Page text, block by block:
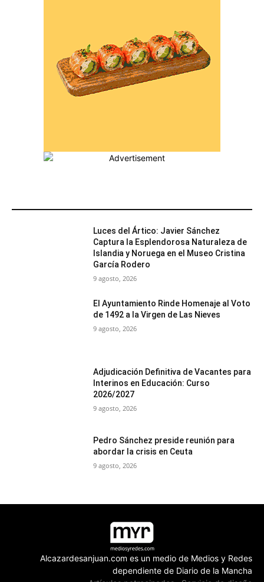
Luces del Ártico: Javier Sánchez
Captura la Esplendorosa Naturaleza de
Islandia y Noruega en el Museo Cristina
García Rodero
9 agosto, 2026
El Ayuntamiento Rinde Homenaje al Voto
de 1492 a la Virgen de Las Nieves
9 agosto, 2026
Adjudicación Definitiva de Vacantes para
Interinos en Educación: Curso
2026/2027
9 agosto, 2026
Pedro Sánchez preside reunión para
abordar la crisis en Ceuta
9 agosto, 2026
Alcazardesanjuan.com es un medio de Medios y Redes
dependiente de Diario de la Mancha